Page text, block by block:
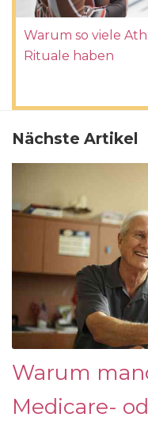
Warum so viele
Rituale haben
Nächste Artikel
Warum
Medicare-